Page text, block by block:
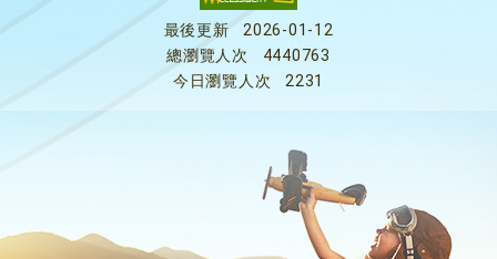
最後更新
2026-01-12
總瀏覽人次
4440763
今日瀏覽人次
2231